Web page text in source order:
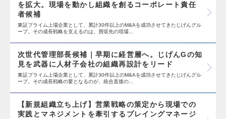
を拡大。現場を動かし組織を創るコーポレート責任
者候補
東証プライム上場企業として、累計30件以上のM&Aを成功させてきたじげんグル
ープ。その成長戦略を支えるのは、買収先の現場…
次世代管理部長候補｜早期に経営層へ。じげんGの知
見を武器に人材子会社の組織再設計をリード
東証プライム上場企業として、累計30件以上のM&Aを成功させてきたじげんグル
ープ。その成長戦略の要となるのが、統合直後の…
【新規組織立ち上げ】営業戦略の策定から現場での
実践とマネジメントを牽引するプレイングマネージ